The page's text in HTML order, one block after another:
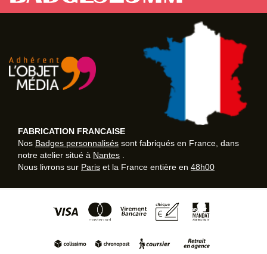
FABRICATION FRANCAISE
Nos Badges personnalisés sont fabriqués en France, dans
notre atelier situé à Nantes
Nous livrons sur Paris et la France entière en 48h00